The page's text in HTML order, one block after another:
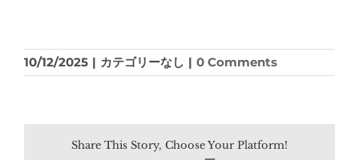
10/12/2025 | カテゴリーなし | 0 Comments
Share This Story, Choose Your Platform!